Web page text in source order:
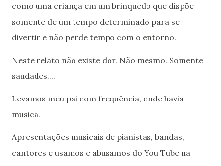
como uma criança em um brinquedo que dispõe
somente de um tempo determinado para se
divertir e não perde tempo com o entorno.
Neste relato não existe dor. Não mesmo. Somente
saudades....
Levamos meu pai com frequência, onde havia
musica.
Apresentações musicais de pianistas, bandas,
cantores e usamos e abusamos do You Tube na